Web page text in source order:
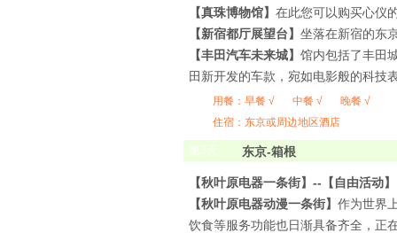
【真珠博物馆】 在此您可以购买心仪
【新宿都厅展望台】 坐落在新宿的东
【丰田汽车未来城】 馆内包括了丰田
田新开发的车款，宛如电影般的科技
用餐： 早餐 √ 中餐 √
晚餐 √
住宿：东京或周边地区酒店
第3天 东京-箱根
【秋叶原电器一条街】--【自由活动】
【秋叶原电器动漫一条街】 作为世界
饮食等服务功能也日渐具备齐全，正